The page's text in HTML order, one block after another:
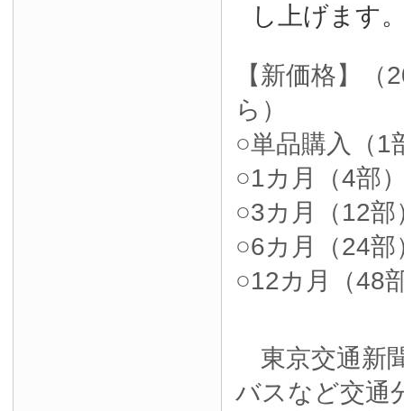
し上げます
【新価格】
ら）
○単品購入（1
○1カ月（4部
○3カ月（12
○6カ月（24
○12カ月（48
東京交通新
バスなど交通